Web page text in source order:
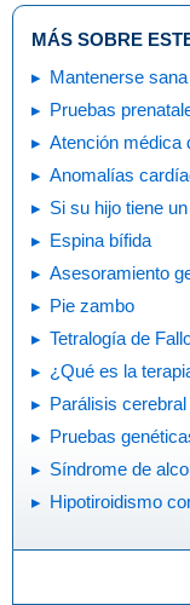
MÁS SOBRE
Mantenerse
Pruebas
Atención médica
Anomalías
Si su hijo tiene
Espina bífida
Asesoramiento
Pie zambo
Tetralogía de
¿Qué es la
Parálisis cerebral
Pruebas
Síndrome de
Hipotiroidismo